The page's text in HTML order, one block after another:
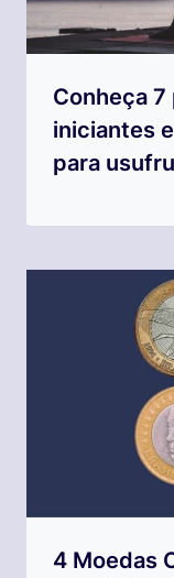
Conheça
iniciantes
para
4 Moedas